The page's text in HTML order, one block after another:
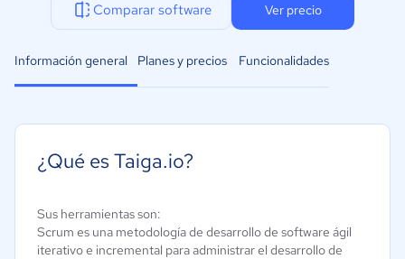
Comparar software Ver precio
Información general Planes y precios Funcionalidades
¿Qué es Taiga.io?
Sus herramientas son:
Scrum es una metodología de desarrollo de software ágil
iterativo e incremental para administrar el desarrollo de